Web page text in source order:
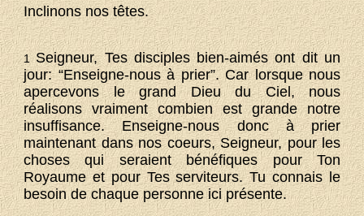
Inclinons nos têtes.
1Seigneur, Tes disciples bien-aimés ont dit un
jour: “Enseigne-nous à prier”. Car lorsque nous
apercevons le grand Dieu du Ciel, nous
réalisons vraiment combien est grande notre
insuffisance. Enseigne-nous donc à prier
maintenant dans nos coeurs, Seigneur, pour les
choses qui seraient bénéfiques pour Ton
Royaume et pour Tes serviteurs. Tu connais le
besoin de chaque personne ici présente.